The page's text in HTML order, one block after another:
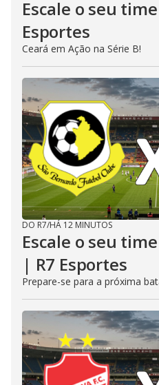
Escale o seu
Esportes
Ceará em Ação na Série B!
DO R7/HÁ 12 MINUTOS
Escale o seu
| R7 Esportes
Prepare-se para a próxima